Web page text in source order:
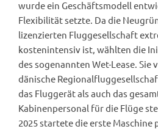
wurde ein Geschäftsmodell
Flexibilität setzte. Da die
lizenzierten Fluggesellschaft
kostenintensiv ist, wählten die
des sogenannten Wet-Lease.
dänische
das Fluggerät als auch das
Kabinenpersonal für die Flüge
2025 startete die erste Maschine